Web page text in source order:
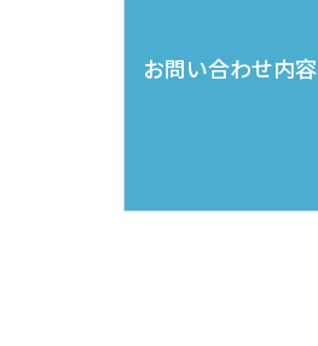
お問い合わせ内容